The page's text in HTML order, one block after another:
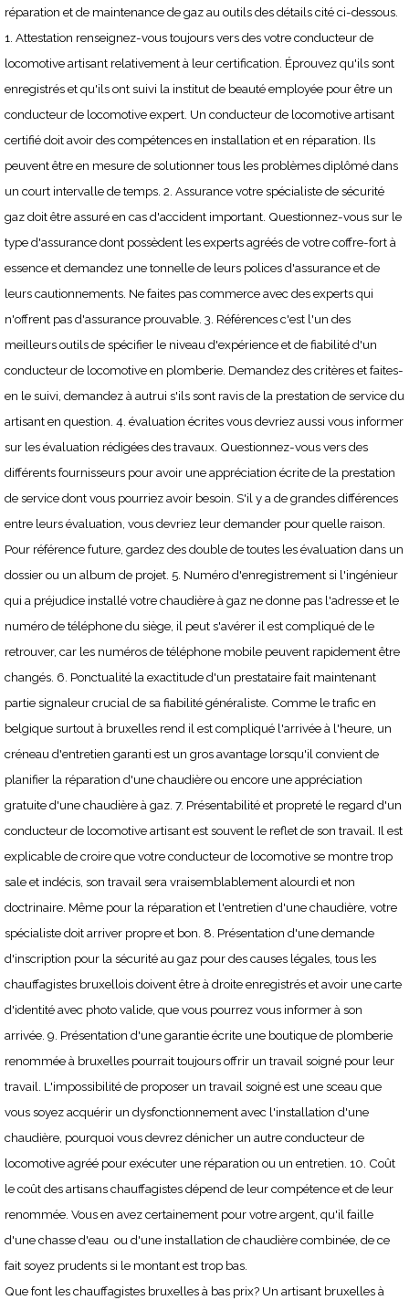
réparation et de maintenance de gaz au outils des détails cité ci-dessous.
1. Attestation renseignez-vous toujours vers des votre conducteur de
locomotive artisant relativement à leur certification. Éprouvez qu'ils sont
enregistrés et qu'ils ont suivi la institut de beauté employée pour être un
conducteur de locomotive expert. Un conducteur de locomotive artisant
certifié doit avoir des compétences en installation et en réparation. Ils
peuvent être en mesure de solutionner tous les problèmes diplômé dans
un court intervalle de temps. 2. Assurance votre spécialiste de sécurité
gaz doit être assuré en cas d'accident important. Questionnez-vous sur le
type d'assurance dont possèdent les experts agréés de votre coffre-fort à
essence et demandez une tonnelle de leurs polices d'assurance et de
leurs cautionnements. Ne faites pas commerce avec des experts qui
n'offrent pas d'assurance prouvable. 3. Références c'est l'un des
meilleurs outils de spécifier le niveau d'expérience et de fiabilité d'un
conducteur de locomotive en plomberie. Demandez des critères et faites-
en le suivi, demandez à autrui s'ils sont ravis de la prestation de service du
artisant en question. 4. évaluation écrites vous devriez aussi vous informer
sur les évaluation rédigées des travaux. Questionnez-vous vers des
différents fournisseurs pour avoir une appréciation écrite de la prestation
de service dont vous pourriez avoir besoin. S'il y a de grandes différences
entre leurs évaluation, vous devriez leur demander pour quelle raison.
Pour référence future, gardez des double de toutes les évaluation dans un
dossier ou un album de projet. 5. Numéro d'enregistrement si l'ingénieur
qui a préjudice installé votre chaudière à gaz ne donne pas l'adresse et le
numéro de téléphone du siège, il peut s'avérer il est compliqué de le
retrouver, car les numéros de téléphone mobile peuvent rapidement être
changés. 6. Ponctualité la exactitude d'un prestataire fait maintenant
partie signaleur crucial de sa fiabilité généraliste. Comme le trafic en
belgique surtout à bruxelles rend il est compliqué l'arrivée à l'heure, un
créneau d'entretien garanti est un gros avantage lorsqu'il convient de
planifier la réparation d'une chaudière ou encore une appréciation
gratuite d'une chaudière à gaz. 7. Présentabilité et propreté le regard d'un
conducteur de locomotive artisant est souvent le reflet de son travail. Il est
explicable de croire que votre conducteur de locomotive se montre trop
sale et indécis, son travail sera vraisemblablement alourdi et non
doctrinaire. Même pour la réparation et l'entretien d'une chaudière, votre
spécialiste doit arriver propre et bon. 8. Présentation d'une demande
d'inscription pour la sécurité au gaz pour des causes légales, tous les
chauffagistes bruxellois doivent être à droite enregistrés et avoir une carte
d'identité avec photo valide, que vous pourrez vous informer à son
arrivée. 9. Présentation d'une garantie écrite une boutique de plomberie
renommée à bruxelles pourrait toujours offrir un travail soigné pour leur
travail. L'impossibilité de proposer un travail soigné est une sceau que
vous soyez acquérir un dysfonctionnement avec l'installation d'une
chaudière, pourquoi vous devrez dénicher un autre conducteur de
locomotive agréé pour exécuter une réparation ou un entretien. 10. Coût
le coût des artisans chauffagistes dépend de leur compétence et de leur
renommée. Vous en avez certainement pour votre argent, qu'il faille
d'une chasse d'eau ou d'une installation de chaudière combinée, de ce
fait soyez prudents si le montant est trop bas.
Que font les chauffagistes bruxelles à bas prix? Un artisant bruxelles à